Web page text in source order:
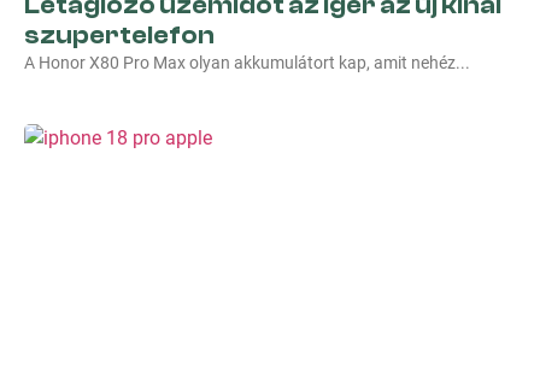
szupertelefon
A Honor X80 Pro Max olyan akkumulátort kap, amit nehéz